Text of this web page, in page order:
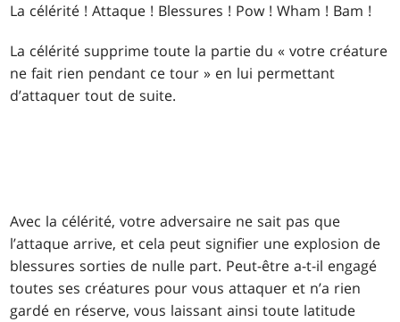
La célérité ! Attaque ! Blessures ! Pow ! Wham ! Bam !
La célérité supprime toute la partie du « votre créature
ne fait rien pendant ce tour » en lui permettant
d’attaquer tout de suite.
Avec la célérité, votre adversaire ne sait pas que
l’attaque arrive, et cela peut signifier une explosion de
blessures sorties de nulle part. Peut-être a-t-il engagé
toutes ses créatures pour vous attaquer et n’a rien
gardé en réserve, vous laissant ainsi toute latitude